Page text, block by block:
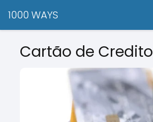
1000 WAYS
Cartão de Credito